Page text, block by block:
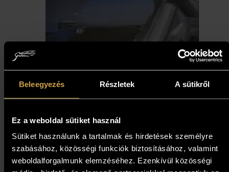
Beleegyezés Részletek A sütikről
Ez a weboldal sütiket használ
Sütiket használunk a tartalmak és hirdetések személyre
szabásához, közösségi funkciók biztosításához, valamint
weboldalforgalmunk elemzéséhez. Ezenkívül közösségi
Kokas Ignác - Vágta
(138,5x103,5 cm)